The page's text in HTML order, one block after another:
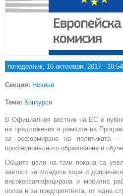
понеделник, 16 октомври, 2017 - 10:54
Секция: Новини
Тема: Конкурси
В Официалния вестник на ЕС е
на предложения в рамките на
за реформиране на политиката
професионалното образование и
Общите цели на тази покана са
заетост на младите хора и
висококвалифицирана и мобилна
полза и за предприятията, от една